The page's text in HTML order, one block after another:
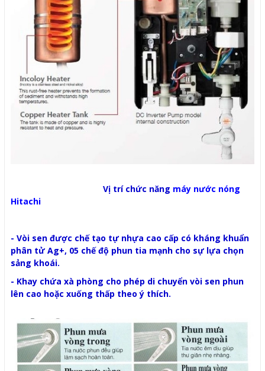
Vị trí chức năng máy nước nóng
Hitachi
- Vòi sen được chế tạo tự nhựa cao cấp có kháng khuẩn
phân tử Ag+, 05 chế độ phun tia mạnh cho sự lựa chọn
sảng khoái.
- Khay chứa xà phòng cho phép di chuyển vòi sen phun
lên cao hoặc xuống thấp theo ý thích.